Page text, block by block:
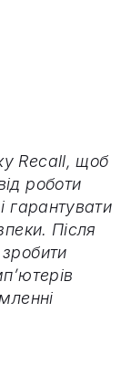
Recall, щоб
роботи
гарантувати
Після